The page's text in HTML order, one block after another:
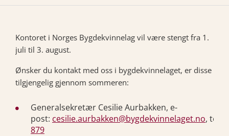
Kontoret i Norges Bygdekvinnelag vil være stengt fra 1.
juli til 3. august.
Ønsker du kontakt med oss i bygdekvinnelaget, er disse
tilgjengelig gjennom sommeren:
Generalsekretær Cesilie Aurbakken, e-
post: cesilie.aurbakken@bygdekvinnelaget.no,
879